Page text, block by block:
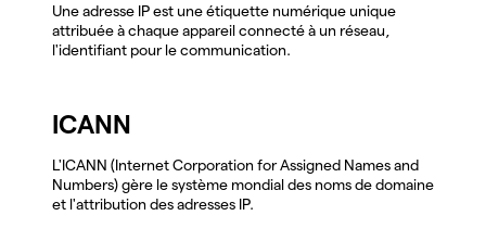
Une adresse IP est une étiquette numérique unique
attribuée à chaque appareil connecté à un réseau,
l'identifiant pour le communication.
ICANN
L'ICANN (Internet Corporation for Assigned Names and
Numbers) gère le système mondial des noms de domaine
et l'attribution des adresses IP.